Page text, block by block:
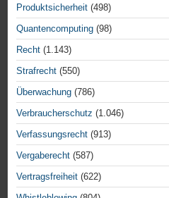
Produktsicherheit (498)
Quantencomputing (98)
Recht (1.143)
Strafrecht (550)
Überwachung (786)
Verbraucherschutz (1.046)
Verfassungsrecht (913)
Vergaberecht (587)
Vertragsfreiheit (622)